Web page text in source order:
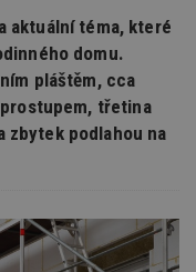
aktuální téma, které
domu.
pláštěm, cca
třetina
zbytek podlahou na